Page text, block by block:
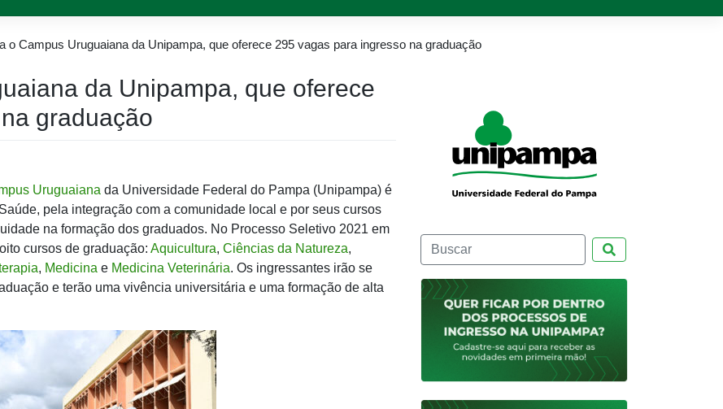
o Campus Uruguaiana da Unipampa, que oferece 295 vagas para ingresso na graduação
da Unipampa, que oferece
graduação
Uruguaiana da Universidade Federal do Pampa (Unipampa) é
pela integração com a comunidade local e por seus cursos
na formação dos graduados. No Processo Seletivo 2021 em
cursos de graduação: Aquicultura, Ciências da Natureza,
, Medicina e Medicina Veterinária. Os ingressantes irão se
e terão uma vivência universitária e uma formação de alta